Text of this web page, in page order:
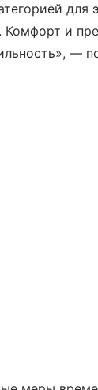
для
Комфорт и
—